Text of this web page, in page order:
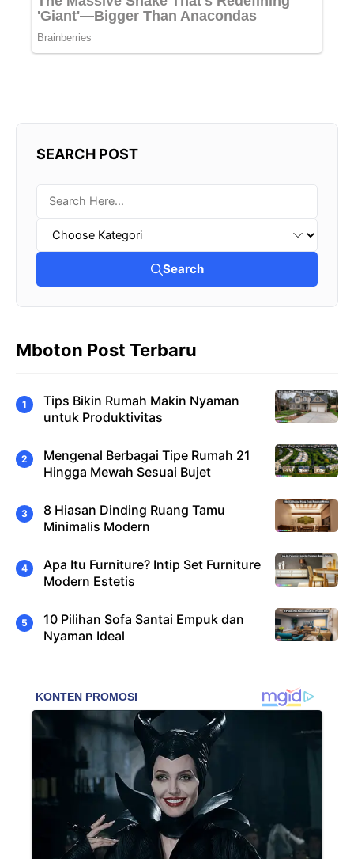
SEARCH POST
Search
Mboton Post Terbaru
Tips Bikin Rumah Makin Nyaman
untuk Produktivitas
Mengenal Berbagai Tipe Rumah 21
Hingga Mewah Sesuai Bujet
8 Hiasan Dinding Ruang Tamu
Minimalis Modern
Apa Itu Furniture? Intip Set Furniture
Modern Estetis
10 Pilihan Sofa Santai Empuk dan
Nyaman Ideal